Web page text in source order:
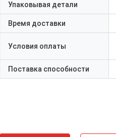
Упаковывая детали
Время доставки
Условия оплаты
Поставка способности